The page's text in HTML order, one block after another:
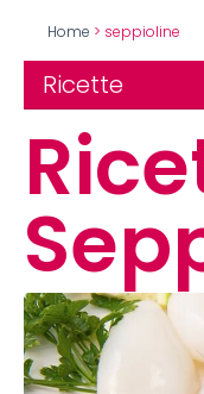
Home > seppioline
Ricette